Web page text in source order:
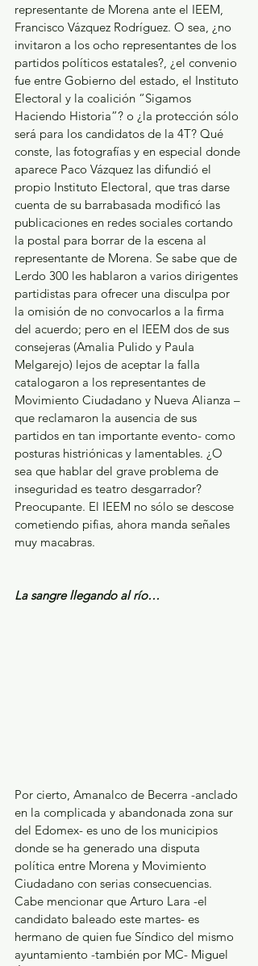
representante de Morena ante el IEEM,
Francisco Vázquez Rodríguez. O sea, ¿no
invitaron a los ocho representantes de los
partidos políticos estatales?, ¿el convenio
fue entre Gobierno del estado, el Instituto
Electoral y la coalición “Sigamos
Haciendo Historia”? o ¿la protección sólo
será para los candidatos de la 4T? Qué
conste, las fotografías y en especial donde
aparece Paco Vázquez las difundió el
propio Instituto Electoral, que tras darse
cuenta de su barrabasada modificó las
publicaciones en redes sociales cortando
la postal para borrar de la escena al
representante de Morena. Se sabe que de
Lerdo 300 les hablaron a varios dirigentes
partidistas para ofrecer una disculpa por
la omisión de no convocarlos a la firma
del acuerdo; pero en el IEEM dos de sus
consejeras (Amalia Pulido y Paula
Melgarejo) lejos de aceptar la falla
catalogaron a los representantes de
Movimiento Ciudadano y Nueva Alianza –
que reclamaron la ausencia de sus
partidos en tan importante evento- como
posturas histriónicas y lamentables. ¿O
sea que hablar del grave problema de
inseguridad es teatro desgarrador?
Preocupante. El IEEM no sólo se descose
cometiendo pifias, ahora manda señales
muy macabras.
La sangre llegando al río…
Por cierto, Amanalco de Becerra -anclado
en la complicada y abandonada zona sur
del Edomex- es uno de los municipios
donde se ha generado una disputa
política entre Morena y Movimiento
Ciudadano con serias consecuencias.
Cabe mencionar que Arturo Lara -el
candidato baleado este martes- es
hermano de quien fue Síndico del mismo
ayuntamiento -también por MC- Miguel